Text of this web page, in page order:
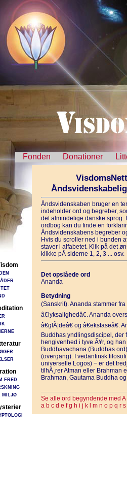
Fonden Donationer
FRED
MILJØ
Åndsvidenskaben bruger en
indeholder ord og begreber,
det almindelige danske sprog.
ordbog kan du finde en
Åndsvidenskabens begreber
Hvis du scroller ned i bunden
staver i alfabetet. Klik på det
klikke pÅ siderne 1, 2, 3 ... osv.
Det opslåede ord
Ananda
Betydning
(Sanskrit). Ananda stammer fra
â€lyksalighedâ€. Ananda
â€glÃ¦deâ€ og
Buddhas yndlingsdiscipel, der
hengivenhed i tyve Ã¥r, og
Buddhavachana (Buddhas
(overgang). I vedantinsk
universelle Logos) − er det
tilhÃ¸rer Atman eller Brahman
Brahman, Gautama Buddha
Se alle ord begyndende med A
a b c d e f g h i j k m n o p q r s